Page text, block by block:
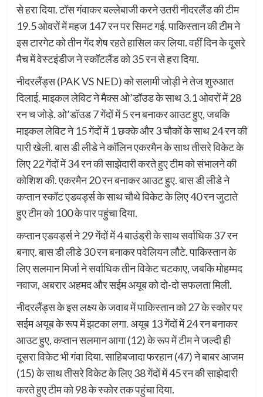
से हरा दिया. टॉस गंवाकर बल्लेबाजी करने उतरी नीदरलैंड की टीम
19.5 ओवरों में महज 147 रन पर सिमट गई. पाकिस्तान की टीम ने
इस टारगेट को तीन गेंद शेष रहते हासिल कर लिया. वहीं दिन के दूसरे
मैच में वेस्टइंडीज ने स्कॉटलैंड को 35 रन से हरा दिया.
नीदरलैंड्स (PAK VS NED) को सलामी जोड़ी ने तेज शुरुआत
दिलाई. माइकल लेविट ने मैक्स ओ’डॉउड के साथ 3.1 ओवरों में 28
रन च जोड़े. ओ’डॉउड 7 गेंदों में 5 रन बनाकर आउट हुए, जबकि
माइकल लेविट ने 15 गेंदों में 1 छक्के और 3 चौकों के साथ 24 रन की
पारी खेली. बास डी लीडे ने कॉलिन एकरमैन के साथ तीसरे विकेट के
लिए 22 गेंदों में 34 रन की साझेदारी करते हुए टीम को संभालने की
कोशिश की. एकरमैन 20 रन बनाकर आउट हुए. बास डी लीडे ने
कप्तान स्कॉट एडवर्ड्स के साथ चौथे विकेट के लिए 40 रन जुटाते
हुए टीम को 100 के पार पहुंचा दिया.
कप्तान एडवर्ड्स ने 29 गेंदों में 4 बाउंड्री के साथ सर्वाधिक 37 रन
बनाए. बास डी लीडे 30 रन बनाकर पवेलियन लौटे. पाकिस्तान के
लिए सलमान मिर्जा ने सर्वाधिक तीन विकेट चटकाए, जबकि मोहम्मद
नवाज, अबरार अहमद और सईम अयूब को दो-दो सफलता मिली.
नीदरलैंड्स के इस लक्ष्य के जवाब में पाकिस्तान को 27 के स्कोर पर
सईम अयूब के रूप में झटका लगा. अयूब 13 गेंदों में 24 रन बनाकर
आउट हुए, कप्तान सलमान आगा (12) के रूप में टीम ने जल्दी ही
दूसरा विकेट भी गंवा दिया. साहिबजादा फरहान (47) ने बाबर आजम
(15) के साथ तीसरे विकेट के लिए 38 गेंदों में 45 रन की साझेदारी
करते हुए टीम को 98 के स्कोर तक पहुंचा दिया.